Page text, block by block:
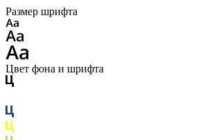
Размер шрифта
Цвет фона и шрифта